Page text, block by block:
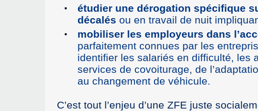
étudier une dérogation spécifique
décalés ou en travail de nuit
mobiliser les employeurs dans
parfaitement connues par les
identifier les salariés en difficulté, les
services de covoiturage, de
au changement de véhicule.
C’est tout l’enjeu d’une ZFE juste